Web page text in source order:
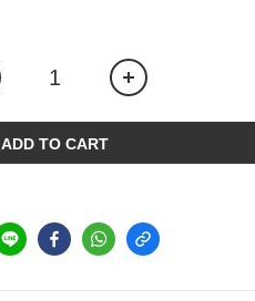
ADD TO CART